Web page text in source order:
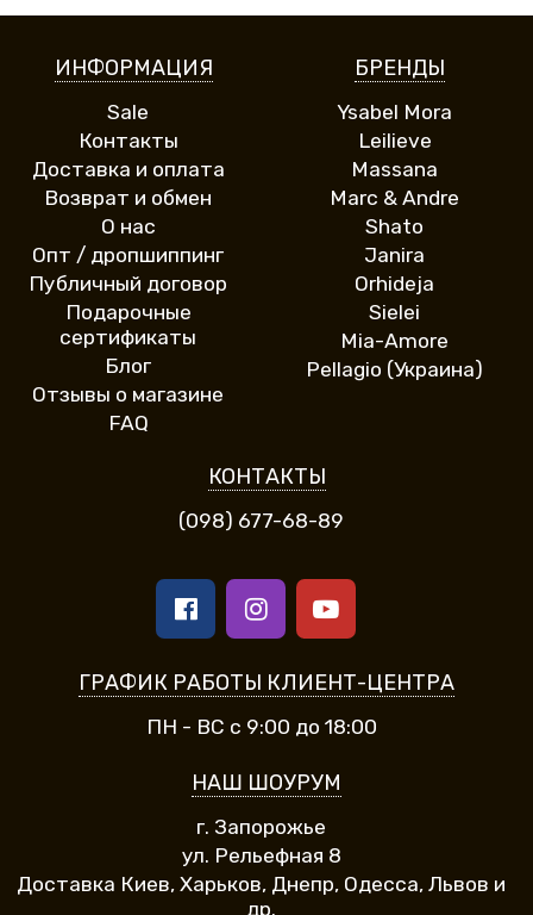
ИНФОРМАЦИЯ
Sale
Контакты
Доставка и оплата
Возврат и обмен
О нас
Опт / дропшиппинг
Публичный договор
Подарочные
сертификаты
Блог
Отзывы о магазине
FAQ
БРЕНДЫ
Ysabel Mora
Leilieve
Massana
Marc & Andre
Shato
Janira
Orhideja
Sielei
Mia-Amore
Pellagio (Украина)
КОНТАКТЫ
(098) 677-68-89
ГРАФИК РАБОТЫ КЛИЕНТ-ЦЕНТРА
ПН - ВС с 9:00 до 18:00
НАШ ШОУРУМ
г. Запорожье
ул. Рельефная 8
Доставка Киев, Харьков, Днепр, Одесса, Львов и
др.